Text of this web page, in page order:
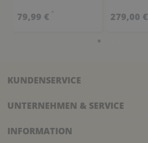
79,99 € * 279,00 €
KUNDENSERVICE
UNTERNEHMEN & SERVICE
INFORMATION